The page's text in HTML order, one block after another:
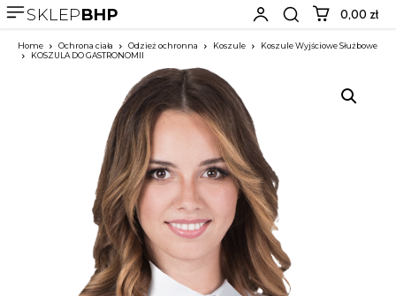
SKLEPBHP 0,00 zł
Home Ochrona ciała Odzież ochronna Koszule
Koszule Wyjściowe Służbowe
KOSZULA DO GASTRONOMII